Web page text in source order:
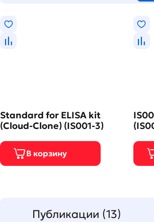
Standard for ELISA kit
(Cloud-Clone) (IS001-3)
Публикации (13)